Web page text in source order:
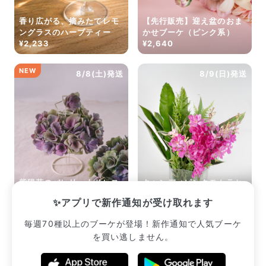
✨アプリで新作通知が受け取れます
毎週70種以上のブーケが登場！新作通知で人気ブーケ
を買い逃しません。
香り広がる、摘みたてレモ
ングラスのハーブティー
¥2,233
【先行販売】迎え盆のおま
かせブーケ（ピンク系）
¥2,640
8/8(土)発送
NEW
紫陽花のバレリーナドレス
8/9(日)発送
キャンディピンクモカラと
¥2,420
販売中のブーケ一覧へ